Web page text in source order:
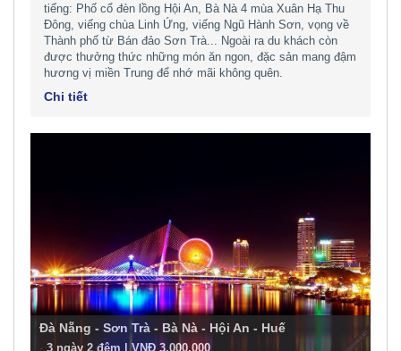
tiếng: Phố cổ đèn lồng Hội An, Bà Nà 4 mùa Xuân Hạ Thu
Đông, viếng chùa Linh Ứng, viếng Ngũ Hành Sơn, vọng về
Thành phố từ Bán đảo Sơn Trà... Ngoài ra du khách còn
được thưởng thức những món ăn ngon, đặc sản mang đậm
hương vị miền Trung để nhớ mãi không quên.
Chi tiết
Đà Nẵng - Sơn Trà - Bà Nà - Hội An - Huế
- 3 ngày 2 đêm | VNĐ 3.000.000